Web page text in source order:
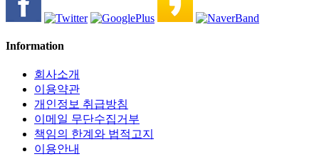
Information
회사소개
이용약관
개인정보 취급방침
이메일 무단수집거부
책임의 한계와 법적고지
이용안내